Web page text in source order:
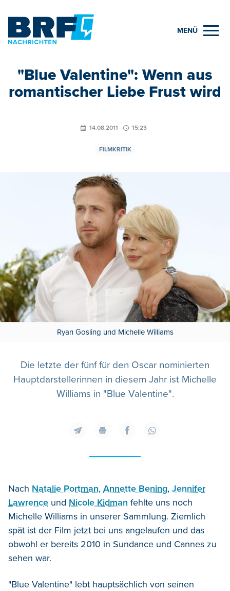
MENÜ
"Blue Valentine": Wenn aus
romantischer Liebe Frust wird
14.08.2011 15:23
FILMKRITIK
Ryan Gosling und Michelle Williams
Die letzte der fünf für den Oscar nominierten
Hauptdarstellerinnen in diesem Jahr ist Michelle
Williams in "Blue Valentine".
Nach Natalie Portman, Annette Bening, Jennifer
Lawrence und Nicole Kidman fehlte uns noch
Michelle Williams in unserer Sammlung. Ziemlich
spät ist der Film jetzt bei uns angelaufen und das
obwohl er bereits 2010 in Sundance und Cannes zu
sehen war.
"Blue Valentine" lebt hauptsächlich von seinen